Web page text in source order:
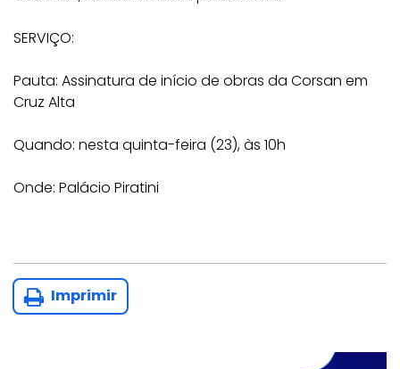
SERVIÇO:
Pauta: Assinatura de início de obras da Corsan em
Cruz Alta
Quando: nesta quinta-feira (23), às 10h
Onde: Palácio Piratini
Imprimir